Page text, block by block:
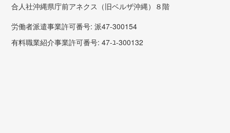
合人社沖縄県庁前アネクス（旧ベルザ沖縄）８階
労働者派遣事業許可番号: 派47-300154
有料職業紹介事業許可番号: 47-ﾕ-300132